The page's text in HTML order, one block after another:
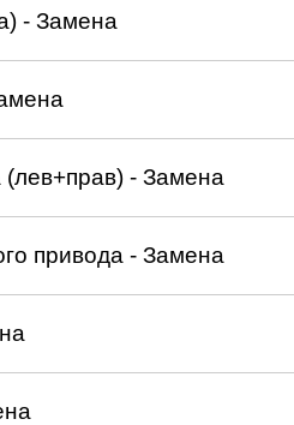
- Замена
- Замена
привода - Замена